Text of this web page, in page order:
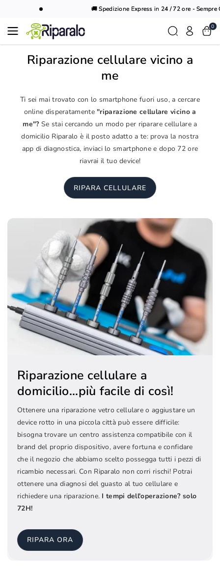
🚚 Spedizione Express in 24 / 72 ore - Sempre
0
Riparazione cellulare vicino a
me
Ti sei mai trovato con lo smartphone fuori uso, a cercare
online disperatamente"riparazione cellulare vicino a
me"?Se stai cercando un modo per riparare cellulare a
domicilio Riparalo è il posto adatto a te: prova la nostra
app di diagnostica, inviaci lo smartphone e dopo 72 ore
riavrai il tuo device!
RIPARA CELLULARE
Riparazione cellulare a
domicilio...più facile di così!
Ottenere una riparazione vetro cellulare o aggiustare un
device rotto in una piccola città può essere difficile:
bisogna trovare un centro assistenza compatibile con il
brand del proprio dispositivo, avere fortuna e confidare
che il negozio che abbiamo scelto possegga tutti i pezzi di
ricambio necessari. Con Riparalo non corri rischi! Potrai
ottenere una diagnosi del guasto al tuo cellulare e
richiedere una riparazione. I tempi dell'operazione? solo
72H!
RIPARA ORA